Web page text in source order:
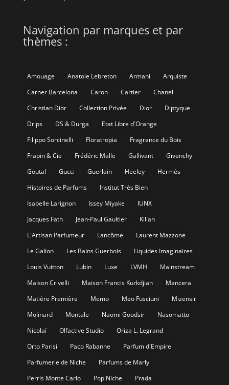
Navigation par marques et par
thèmes :
Amouage Anatole Lebreton Armani
Arquiste
Carner Barcelona
Caron Cartier
Chanel
Christian Dior
Collection Privée Dior
Diptyque
Drips
DS & Durga
Etat Libre d'Orange
Filippo Sorcinelli
Floratropia
Fragrance du Bois
Frapin & Cie
Frédéric Malle Gallivant
Givenchy
Goutal
Gucci Guerlain Heeley
Hermès
Histoires de Parfums
Institut Très Bien
Isabelle Larignon
Issey Miyake
IUNX
Jacques Fath
Jean-Paul Gaultier
Kilian
L'Artisan Parfumeur
Lancôme
Laurent Mazzone
Le Galion
Les Bains Guerbois
Liquides Imaginaires
Louis Vuitton
Lubin Luxe LVMH
Mainstream
Maison Crivelli
Maison Francis Kurkdjian
Mancera
Matière Première
Memo Meo Fusciuni
Mizensir
Molinard
Montale Naomi Goodsir
Nasomatto
Nicolaï
Olfactive Studio
Oriza L. Legrand
Orto Parisi
Paco Rabanne
Parfum d'Empire
Parfumerie de Niche
Parfums de Marly
Perris Monte Carlo
Pop Niche Prada